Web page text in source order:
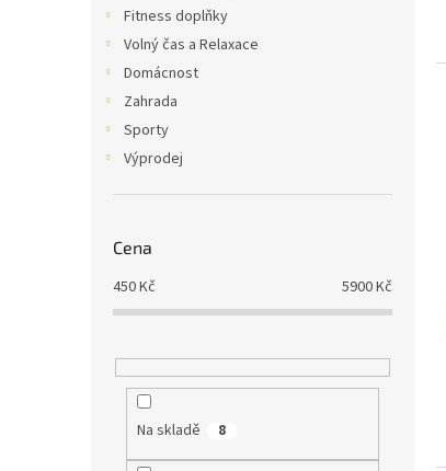
Fitness doplňky
Volný čas a Relaxace
Domácnost
Zahrada
Sporty
Výprodej
Cena
450Kč 5900Kč
Na skladě 8